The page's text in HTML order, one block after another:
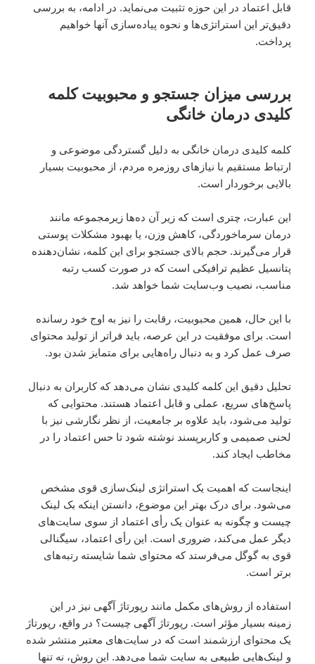
قابل اعتماد در این حوزه تثبیت می‌نماید. در ادامه، به بررسی
دقیق‌تر این استراتژی‌ها و نحوه پیاده‌سازی آنها خواهیم
پرداخت.
بررسی میزان جستجو و محبوبیت کلمه
کلیدی درمان خانگی
کلمه کلیدی درمان خانگی به دلیل گستردگی موضوعی و
ارتباط مستقیم با نیازهای روزمره مردم، از محبوبیت بسیار
بالایی برخوردار است.
این عبارت، چتری است که زیر آن ده‌ها زیرمجموعه مانند
درمان سرماخوردگی، کاهش وزن، یا بهبود مشکلات پوستی
قرار می‌گیرند. حجم بالای جستجو برای این کلمه، نشان‌دهنده
پتانسیل عظیم ترافیکی است که در صورت کسب رتبه
مناسب، نصیب وب‌سایت شما خواهد شد.
با این حال، همین محبوبیت، رقابت را نیز به اوج خود رسانده
است. برای موفقیت در این عرصه، باید فراتر از تولید محتوای
صرف عمل کرد و به دنبال راه‌هایی برای متمایز شدن بود.
تحلیل دقیق این کلمه کلیدی نشان می‌دهد که کاربران به دنبال
پاسخ‌های سریع، عملی و قابل اعتماد هستند. محتوایی که
تولید می‌شود، باید علاوه بر جامعیت، از نظر نگارشی نیز با
لحنی صمیمی و کاربرپسند نوشته شود تا حس اعتماد را در
مخاطب ایجاد کند.
اینجاست که اهمیت یک استراتژی لینک‌سازی قوی مشخص
می‌شود. برای درک بهتر این موضوع، دانستن اینکه بک لینک
چیست و چگونه به عنوان یک رأی اعتماد از سوی سایت‌های
دیگر عمل می‌کند، ضروری است. این رأی اعتماد، سیگنالی
قوی به گوگل می‌فرستد که محتوای شما شایسته رتبه‌های
برتر است.
استفاده از روش‌های مکمل مانند رپورتاژ آگهی نیز در این
زمینه بسیار مؤثر است. رپورتاژ آگهی چیست؟ در واقع، رپورتاژ
یک محتوای ارزشمند است که در سایت‌های معتبر منتشر شده
و لینک‌هایی طبیعی به سایت شما می‌دهد. این روش، نه تنها